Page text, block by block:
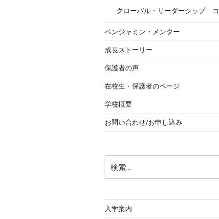
グローバル・リーダーシップ
ベンジャミン・メンター
成長ストーリー
保護者の声
在校生・保護者のページ
学校概要
お問い合わせ/お申し込み
索:
入学案内